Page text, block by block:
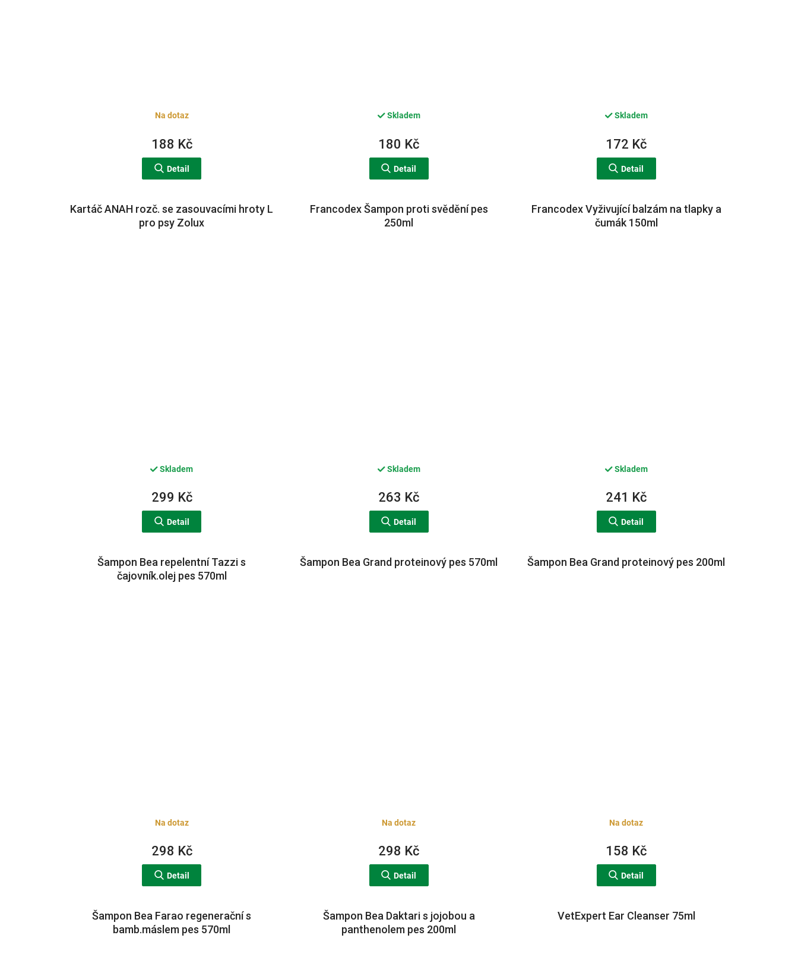
Na dotaz
188 Kč
Detail
Skladem
180 Kč
Detail
Skladem
172 Kč
Detail
Kartáč ANAH rozč. se zasouvacími hroty L
pro psy Zolux
Skladem
299 Kč
Detail
Francodex Šampon proti svědění pes
250ml
Skladem
263 Kč
Detail
Francodex Vyživující balzám na tlapky a
čumák 150ml
Skladem
241 Kč
Detail
Šampon Bea repelentní Tazzi s
čajovník.olej pes 570ml
Na dotaz
298 Kč
Detail
Šampon Bea Grand proteinový pes 570ml
Na dotaz
298 Kč
Detail
Šampon Bea Grand proteinový pes 200ml
Na dotaz
158 Kč
Detail
Šampon Bea Farao regenerační s
bamb.máslem pes 570ml
Šampon Bea Daktari s jojobou a
panthenolem pes 200ml
VetExpert Ear Cleanser 75ml